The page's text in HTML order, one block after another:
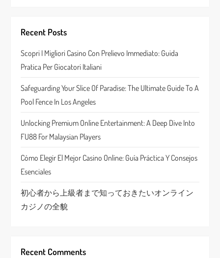
i
g
a
t
i
o
n
Recent Posts
Scopri I Migliori Casino Con Prelievo Immediato: Guida
Pratica Per Giocatori Italiani
Safeguarding Your Slice Of Paradise: The Ultimate Guide To A
Pool Fence In Los Angeles
Unlocking Premium Online Entertainment: A Deep Dive Into
FU88 For Malaysian Players
Cómo Elegir El Mejor Casino Online: Guía Práctica Y Consejos
Esenciales
初心者から上級者まで知っておきたいオンライン
カジノの全貌
Recent Comments